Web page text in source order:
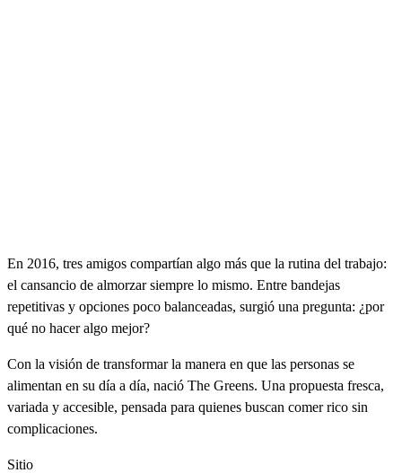
En 2016, tres amigos compartían algo más que la rutina del trabajo:
el cansancio de almorzar siempre lo mismo. Entre bandejas
repetitivas y opciones poco balanceadas, surgió una pregunta: ¿por
qué no hacer algo mejor?
Con la visión de transformar la manera en que las personas se
alimentan en su día a día, nació The Greens. Una propuesta fresca,
variada y accesible, pensada para quienes buscan comer rico sin
complicaciones.
Sitio